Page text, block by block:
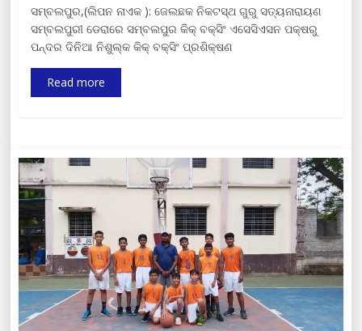
ସମ୍ବଲପୁର,(ଲିପନ ନାଏକ ): ଜେଲଛକ ନିକଟସ୍ଥ ଗୁରୁ ସତ୍ୟନାରାୟଣ
ସମ୍ବଲପୁରୀ ଡେରାରେ ସମ୍ବଲପୁର କିକ୍‌ ବକ୍ସିଂ ଏସେସିଏସନ ପକ୍ଷରୁ
ପନ୍ଦର ଦିନିଆ ନିଶୁଲ୍କ କିକ୍‌ ବକ୍ସିଂ ପ୍ରଶିକ୍ଷଣ
Read more